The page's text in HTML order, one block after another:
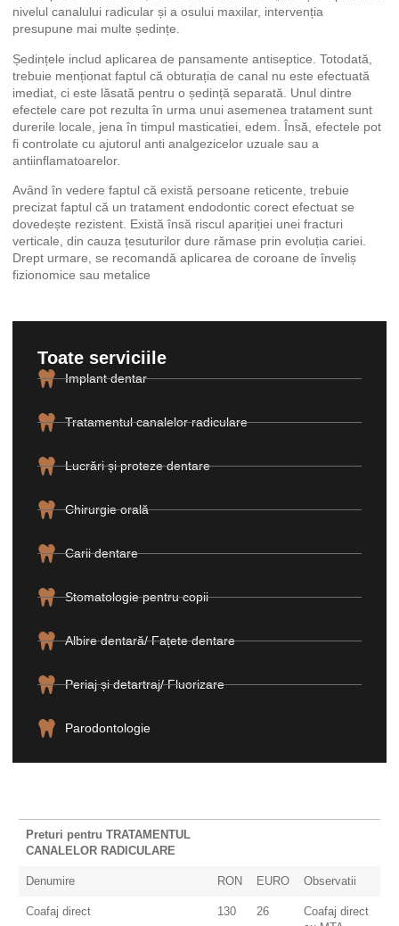
nivelul canalului radicular și a osului maxilar, intervenția
presupune mai multe ședințe.
Ședințele includ aplicarea de pansamente antiseptice. Totodată,
trebuie menționat faptul că obturația de canal nu este efectuată
imediat, ci este lăsată pentru o ședință separată. Unul dintre
efectele care pot rezulta în urma unui asemenea tratament sunt
durerile locale, jena în timpul masticatiei, edem. Însă, efectele pot
fi controlate cu ajutorul anti analgezicelor uzuale sau a
antiinflamatoarelor.
Având în vedere faptul că există persoane reticente, trebuie
precizat faptul că un tratament endodontic corect efectuat se
dovedește rezistent. Există însă riscul apariției unei fracturi
verticale, din cauza țesuturilor dure rămase prin evoluția cariei.
Drept urmare, se recomandă aplicarea de coroane de înveliș
fizionomice sau metalice
Toate serviciile
Implant dentar
Tratamentul canalelor radiculare
Lucrări și proteze dentare
Chirurgie orală
Carii dentare
Stomatologie pentru copii
Albire dentară/ Fațete dentare
Periaj și detartraj/ Fluorizare
Parodontologie
Preturi pentru TRATAMENTUL
CANALELOR RADICULARE
Denumire RON EURO Observatii
Coafaj direct 130 26
Coafaj direct